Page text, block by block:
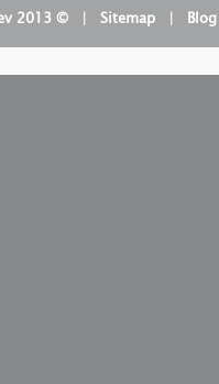
Blog
| ‏
Sitemap
| ‏ © Idit Segev 2013